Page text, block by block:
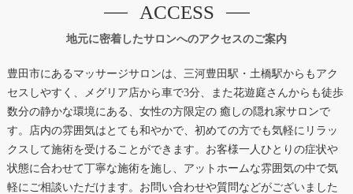
地元に密着したサロンへのアクセスのご案内
ACCESS
豊田市にあるマッサージサロンは、三河豊田駅・土橋駅からもアク
セスしやすく、メグリア店から車で3分、また花遊庭さんからも徒歩
数分の静かな環境にある、女性の方限定の 癒しの隠れ家サロンで
す。店内の雰囲気はとても和やかで、初めての方でも気軽にリラッ
クスして施術を受けることができます。お客様一人ひとりの症状や
状態に合わせて丁寧な施術を施し、アットホームな雰囲気の中で気
軽にご相談いただけます。お問い合わせや質問などがございました